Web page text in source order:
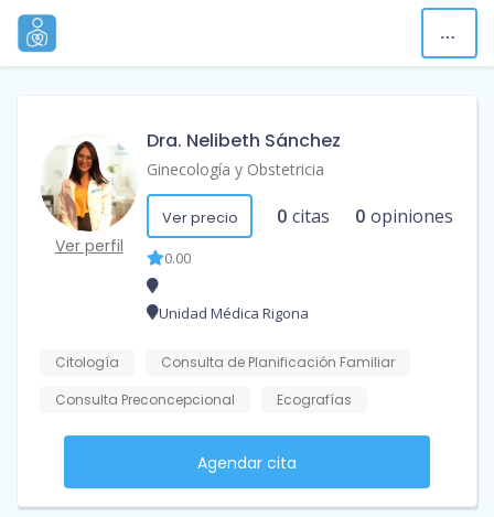
Ver perfil
Dra. Nelibeth Sánchez
Ginecología y Obstetricia
Ver precio 0 citas 0 opiniones
0.00
Unidad Médica Rigona
Citología
Consulta de Planificación Familiar
Consulta Preconcepcional
Ecografías
Agendar cita